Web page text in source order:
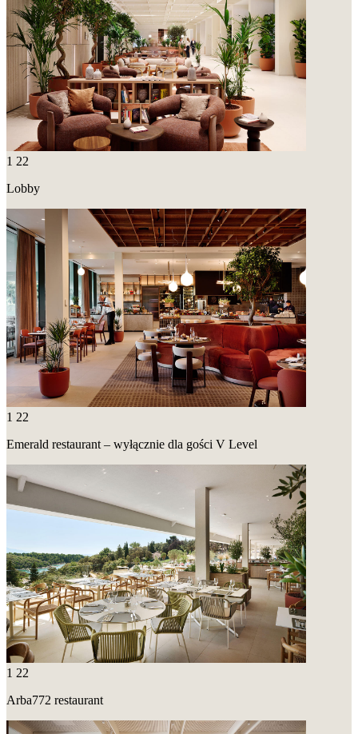
1 22
Lobby
1 22
Emerald restaurant – wyłącznie dla gości V Level
1 22
Arba772 restaurant